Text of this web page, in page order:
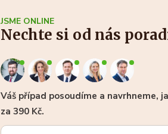
JSME ONLINE
Nechte si od nás
Váš případ posoudíme a navrhneme,
za 390 Kč.